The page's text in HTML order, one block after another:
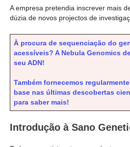
A empresa pretendia inscrever mais
dúzia de novos projectos de
À procura de sequenciação do
acessíveis? A Nebula Genomics
seu ADN!
Também fornecemos
base nas últimas descobertas
para saber mais!
Introdução à Sano